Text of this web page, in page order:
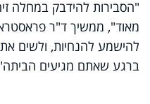
"הסבירות להידבק במחלה
מאוד", ממשיך ד"ר
להישמע להנחיות, ולשים
ברגע שאתם מגיעים